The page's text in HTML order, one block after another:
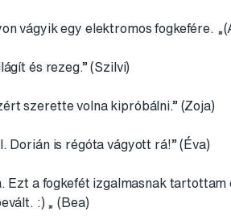
vágyik egy elektromos fogkefére.
és rezeg.” (Szilvi)
szerette volna kipróbálni.” (Zoja)
Dorián is régóta vágyott rá!” (Éva)
Ezt a fogkefét izgalmasnak
:) „ (Bea)